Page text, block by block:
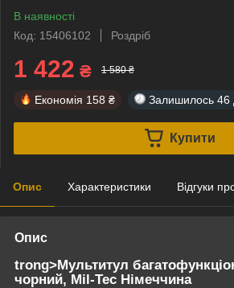
В наявності
Код: 15406102
Роздріб
1 422 ₴ 1 580 ₴
Економія 158 ₴ Залишилось 46
Купити
Опис Характеристики Відгуки
Опис
trong>Мультитул
чорний, Mil-Tec Німеччина